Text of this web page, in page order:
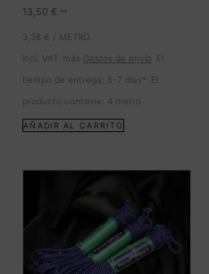
13,50 € **
3,38 €
METRO
incl. VAT
más Gastos de envío El
tiempo de entrega: 5-7 días*
El
producto contiene: 4 metro
AÑADIR AL CARRITO